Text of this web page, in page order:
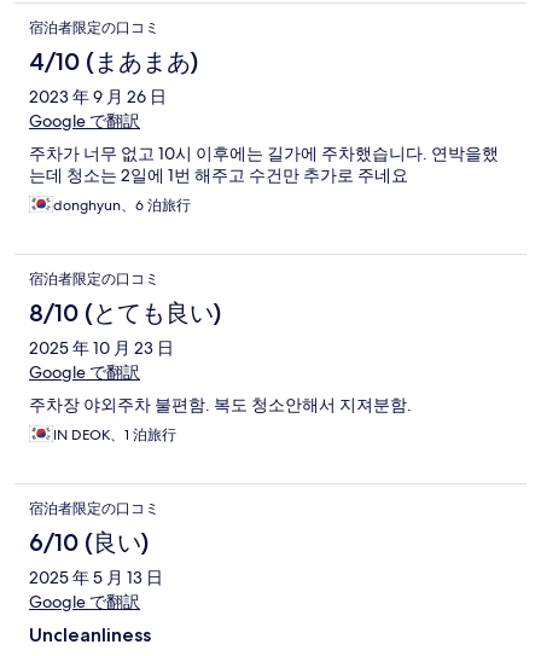
宿泊者限定の口コミ
4/10 (まあまあ)
2023 年 9 月 26 日
Google で翻訳
주차가 너무 없고 10시 이후에는 길가에 주차했습니다. 연박을했
는데 청소는 2일에 1번 해주고 수건만 추가로 주네요
donghyun、6 泊旅行
宿泊者限定の口コミ
8/10 (とても良い)
2025 年 10 月 23 日
Google で翻訳
주차장 야외주차 불편함. 복도 청소안해서 지져분함.
IN DEOK、1 泊旅行
宿泊者限定の口コミ
6/10 (良い)
2025 年 5 月 13 日
Google で翻訳
Uncleanliness